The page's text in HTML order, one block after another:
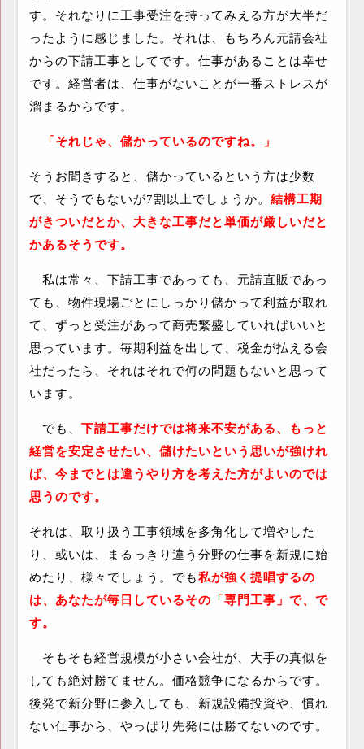
す。それなりに工事受注を持ってみえる方が大半だ
ったように感じました。それは、もちろん元請会社
からの下請工事としてです。仕事があることは幸せ
です。経営者は、仕事がないことが一番ストレスが
溜まるからです。
「それじゃ、儲かっているのですね。」
そうお聞きすると、儲かっているという方は少数
で、そうでもないが7割以上でしょうか。 結構工期
がきついだとか、大きな工事だと単価が厳しいだと
かあるそうです。
私は常々、下請工事であっても、元請直販であっ
ても、物件現場ごとにしっかり儲かって利益が取れ
て、ずっと受注があって商売繁盛していればいいと
思っています。毎期利益を出して、税金が払える会
社だったら、それはそれで何の問題もないと思って
います。
でも、 下請工事だけでは将来不安がある、もっと
経営を安定させたい、儲けたいという思いが強けれ
ば、今までとは違うやり方を考えた方がよいのでは
思うのです。
それは、取り扱う工事領域を多角化して増やした
り、或いは、まるっきり違う分野の仕事を新規に始
めたり、様々でしょう。でも私が強く提唱するの
は、あなたが毎日しているその「専門工事」で、で
す。
そもそも経営規模が小さい会社が、大手の真似を
しても絶対勝てません。価格競争になるからです。
後発で新分野に参入しても、新規設備投資や、慣れ
ない仕事から、やっぱり先発には勝てないのです。